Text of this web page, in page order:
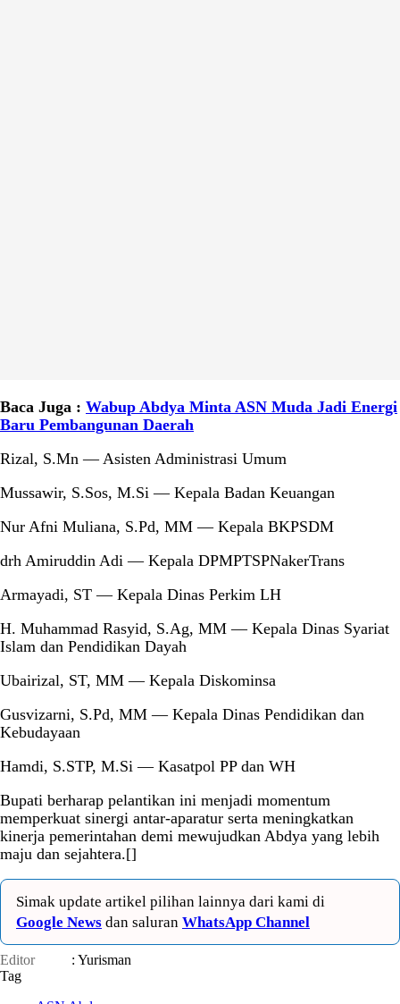
Baca Juga : Wabup Abdya Minta ASN Muda Jadi Energi
Baru Pembangunan Daerah
Rizal, S.Mn — Asisten Administrasi Umum
Mussawir, S.Sos, M.Si — Kepala Badan Keuangan
Nur Afni Muliana, S.Pd, MM — Kepala BKPSDM
drh Amiruddin Adi — Kepala DPMPTSPNakerTrans
Armayadi, ST — Kepala Dinas Perkim LH
H. Muhammad Rasyid, S.Ag, MM — Kepala Dinas Syariat
Islam dan Pendidikan Dayah
Ubairizal, ST, MM — Kepala Diskominsa
Gusvizarni, S.Pd, MM — Kepala Dinas Pendidikan dan
Kebudayaan
Hamdi, S.STP, M.Si — Kasatpol PP dan WH
Bupati berharap pelantikan ini menjadi momentum
memperkuat sinergi antar-aparatur serta meningkatkan
kinerja pemerintahan demi mewujudkan Abdya yang lebih
maju dan sejahtera.[]
Simak update artikel pilihan lainnya dari kami di
Google News dan saluran WhatsApp Channel
Editor
: Yurisman
Tag